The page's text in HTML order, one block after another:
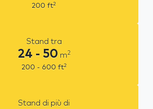
200 ft2
Stand tra
24 - 50 m2
200 - 600 ft2
Stand di più di